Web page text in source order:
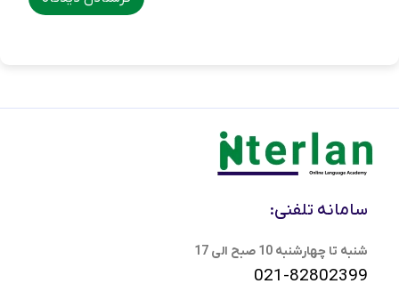
سامانه تلفنی:
شنبه تا چهارشنبه 10 صبح الی 17
021-82802399